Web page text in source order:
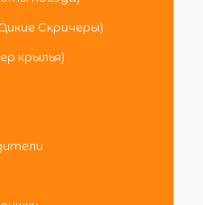
Скричеры)
крылья)